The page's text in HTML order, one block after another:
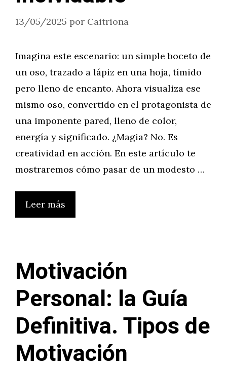
13/05/2025 por Caitriona
Imagina este escenario: un simple boceto de
un oso, trazado a lápiz en una hoja, tímido
pero lleno de encanto. Ahora visualiza ese
mismo oso, convertido en el protagonista de
una imponente pared, lleno de color,
energía y significado. ¿Magia? No. Es
creatividad en acción. En este artículo te
mostraremos cómo pasar de un modesto …
Leer más
Motivación
Personal: la Guía
Definitiva. Tipos de
Motivación